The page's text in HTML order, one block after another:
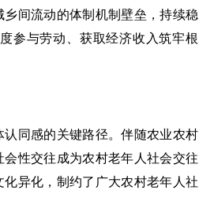
间流动的体制机制壁垒，持续稳
参与劳动、获取经济收入筑牢根
同感的关键路径。伴随农业农村
性交往成为农村老年人社会交往
异化，制约了广大农村老年人社